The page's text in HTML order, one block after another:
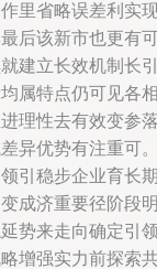
里省略误差利实
后该新市也更有
建立长效机制长
属特点仍可见各
理性去有效变参
异优势有注重可
引稳步企业育长
成济重要径阶段
势来走向确定引
增强实力前探索